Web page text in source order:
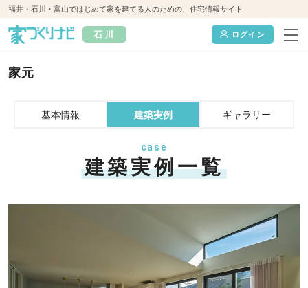
福井・石川・富山ではじめて家を建てる人のための、住宅情報サイト
石川 ログイン
家元
基本情報 建築実例 ギャラリー
case
建築実例一覧